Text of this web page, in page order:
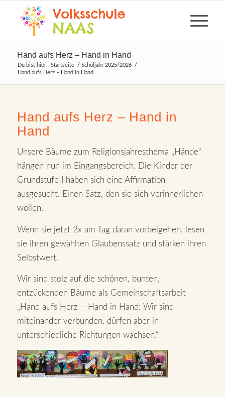
Hand aufs Herz – Hand in Hand
Du bist hier: Startseite / Schuljahr 2025/2026
/
Hand aufs Herz – Hand in Hand
Hand aufs Herz – Hand in
Hand
Unsere Bäume zum Religionsjahresthema „Hände“
hängen nun im Eingangsbereich. Die Kinder der
Grundstufe I haben sich eine Affirmation
ausgesucht. Einen Satz, den sie sich verinnerlichen
wollen.
Wenn sie jetzt 2x am Tag daran vorbeigehen, lesen
sie ihren gewählten Glaubenssatz und stärken ihren
Selbstwert.
Wir sind stolz auf die schönen, bunten,
entzückenden Bäume als Gemeinschaftsarbeit
„Hand aufs Herz – Hand in Hand: Wir sind
miteinander verbunden, dürfen aber in
unterschiedliche Richtungen wachsen.“